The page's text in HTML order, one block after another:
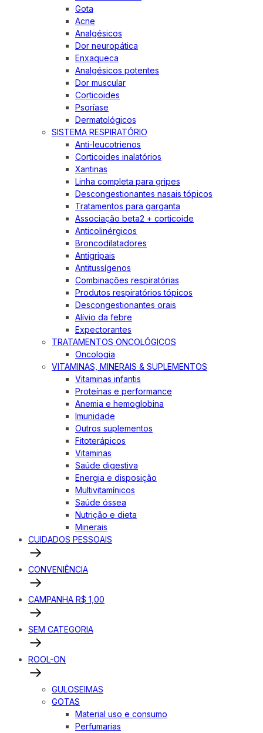
Gota
Acne
Analgésicos
Dor neuropática
Enxaqueca
Analgésicos potentes
Dor muscular
Corticoides
Psoríase
Dermatológicos
SISTEMA RESPIRATÓRIO
Anti-leucotrienos
Corticoides inalatórios
Xantinas
Linha completa para gripes
Descongestionantes nasais tópicos
Tratamentos para garganta
Associação beta2 + corticoide
Anticolinérgicos
Broncodilatadores
Antigripais
Antitussígenos
Combinações respiratórias
Produtos respiratórios tópicos
Descongestionantes orais
Alívio da febre
Expectorantes
TRATAMENTOS ONCOLÓGICOS
Oncologia
VITAMINAS, MINERAIS & SUPLEMENTOS
Vitaminas infantis
Proteínas e performance
Anemia e hemoglobina
Imunidade
Outros suplementos
Fitoterápicos
Vitaminas
Saúde digestiva
Energia e disposição
Multivitamínicos
Saúde óssea
Nutrição e dieta
Minerais
CUIDADOS PESSOAIS
CONVENIÊNCIA
CAMPANHA R$ 1,00
SEM CATEGORIA
ROOL-ON
GULOSEIMAS
GOTAS
Material uso e consumo
Perfumarias